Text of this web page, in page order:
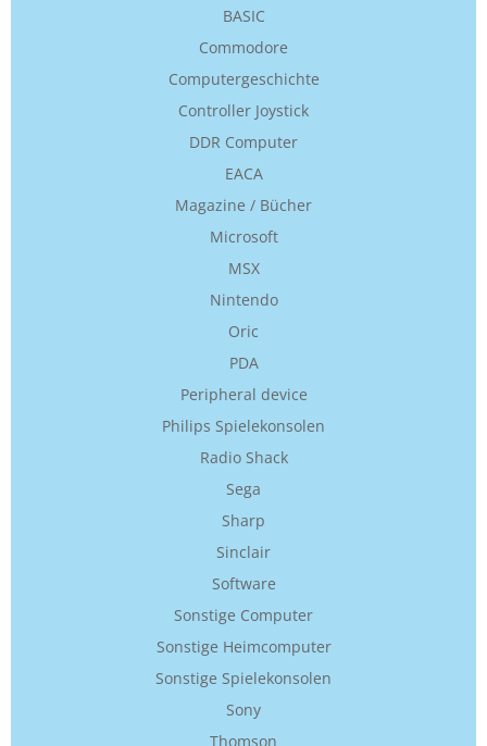
BASIC
Commodore
Computergeschichte
Controller Joystick
DDR Computer
EACA
Magazine / Bücher
Microsoft
MSX
Nintendo
Oric
PDA
Peripheral device
Philips Spielekonsolen
Radio Shack
Sega
Sharp
Sinclair
Software
Sonstige Computer
Sonstige Heimcomputer
Sonstige Spielekonsolen
Sony
Thomson